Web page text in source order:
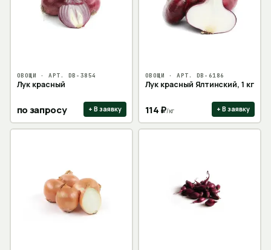
ОВОЩИ · АРТ. DB-3854
Лук красный
по запросу + В заявку
ОВОЩИ · АРТ. DB-6186
Лук красный Ялтинский, 1 кг
114₽/кг + В заявку